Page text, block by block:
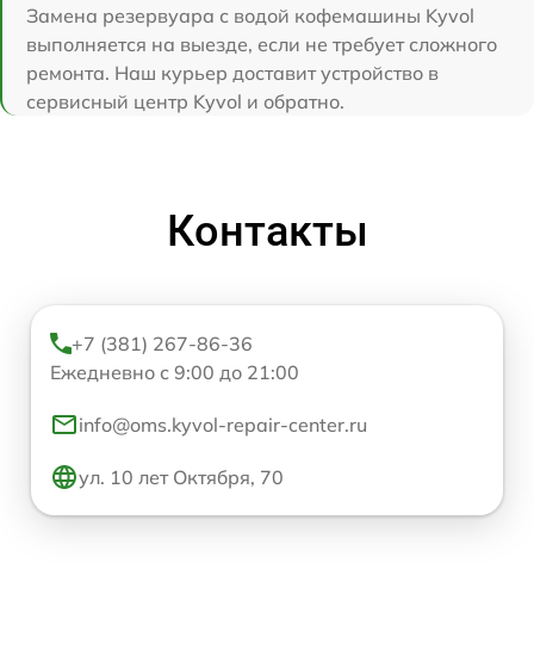
Замена резервуара с водой кофемашины Kyvol
выполняется на выезде, если не требует сложного
ремонта. Наш курьер доставит устройство в
сервисный центр Kyvol и обратно.
Контакты
+7 (381) 267-86-36
Ежедневно с 9:00 до 21:00
info@oms.kyvol-repair-center.ru
ул. 10 лет Октября, 70